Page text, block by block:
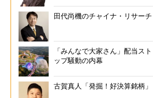
田代尚機のチャイナ・リサーチ
「みんなで大家さん」配当スト
ップ騒動の内幕
古賀真人「発掘！好決算銘柄」